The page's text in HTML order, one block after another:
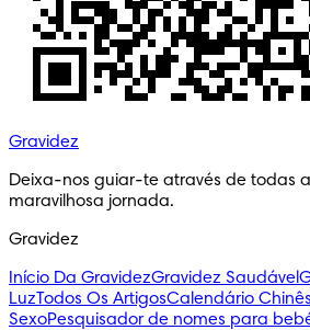
Gravidez
Deixa-nos guiar-te através de todas
maravilhosa jornada.
Gravidez
Início Da GravidezGravidez Saudável
LuzTodos Os ArtigosCalendário
SexoPesquisador de nomes para